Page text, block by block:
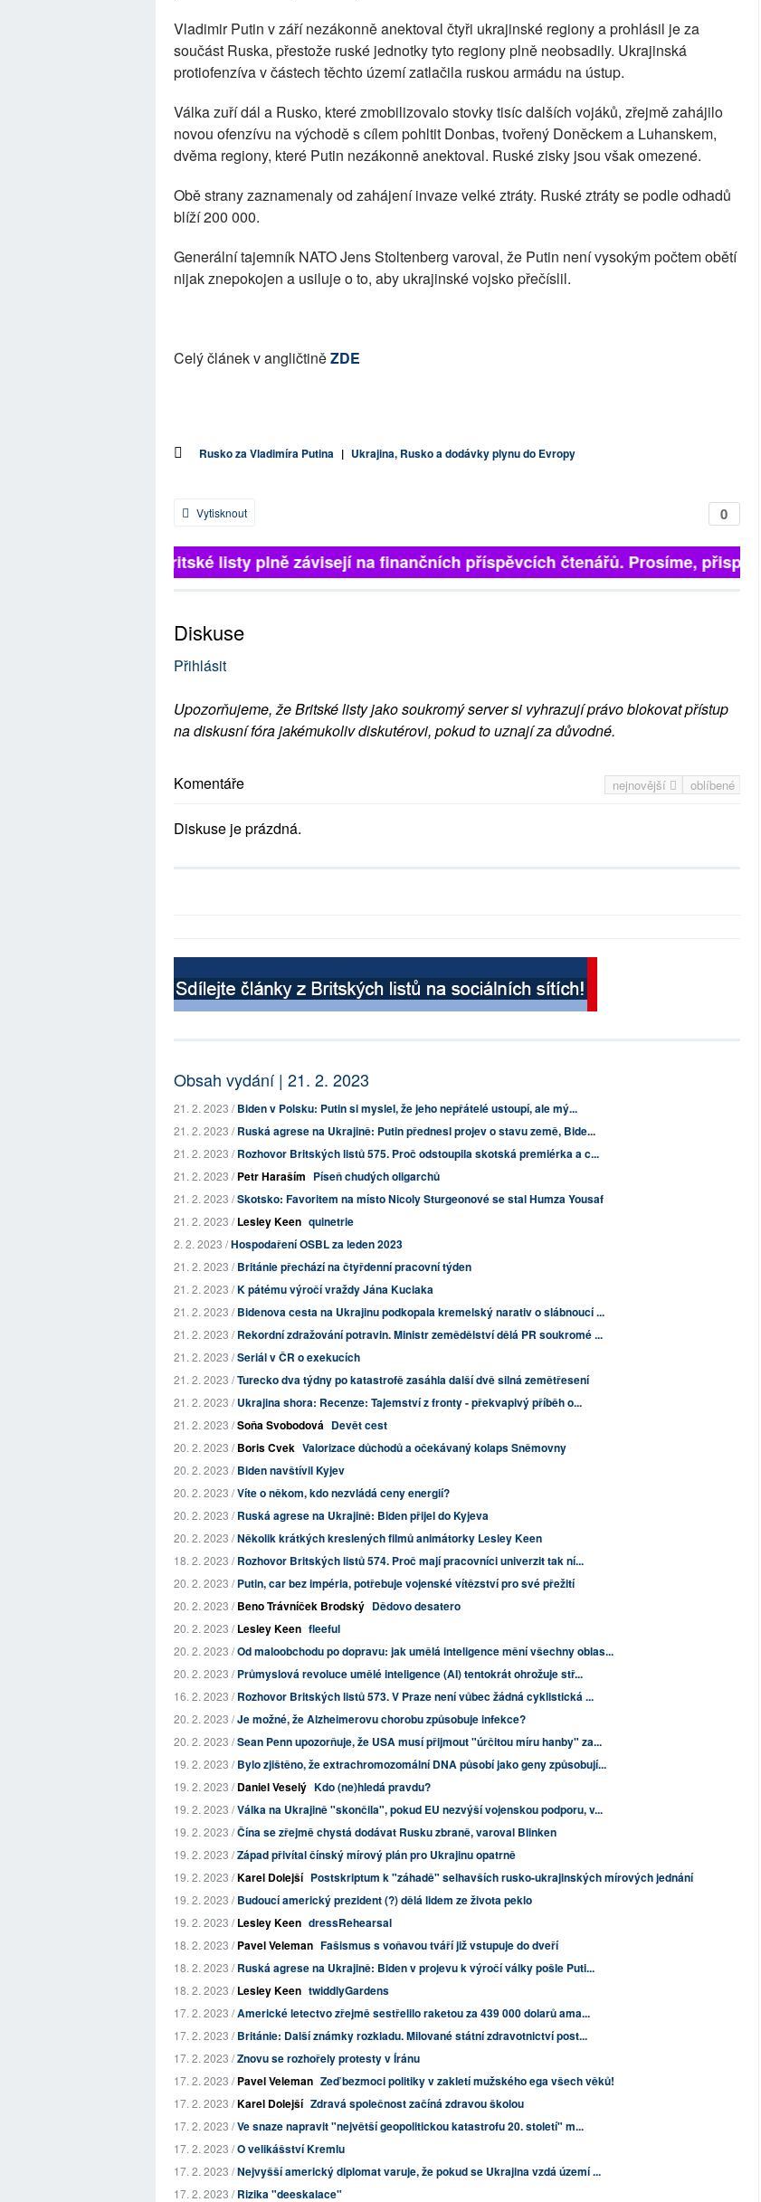
Vladimir Putin v září nezákonně anektoval čtyři ukrajinské regiony a prohlásil je za
součást Ruska, přestože ruské jednotky tyto regiony plně neobsadily. Ukrajinská
protiofenzíva v částech těchto území zatlačila ruskou armádu na ústup.
Válka zuří dál a Rusko, které zmobilizovalo stovky tisíc dalších vojáků, zřejmě zahájilo
novou ofenzívu na východě s cílem pohltit Donbas, tvořený Doněckem a Luhanskem,
dvěma regiony, které Putin nezákonně anektoval. Ruské zisky jsou však omezené.
Obě strany zaznamenaly od zahájení invaze velké ztráty. Ruské ztráty se podle odhadů
blíží 200 000.
Generální tajemník NATO Jens Stoltenberg varoval, že Putin není vysokým počtem obětí
nijak znepokojen a usiluje o to, aby ukrajinské vojsko přečíslil.
Celý článek v angličtiněZDE
Rusko za Vladimíra Putina | Ukrajina, Rusko a dodávky plynu do Evropy
0
Vytisknout
Britské listy plně závisejí na finančních příspěvcích čtenářů. Prosíme, přispějte. ➥
Diskuse
Přihlásit
Upozorňujeme, že Britské listy jako soukromý server si vyhrazují právo blokovat přístup
na diskusní fóra jakémukoliv diskutérovi, pokud to uznají za důvodné.
nejnovější oblíbené
Komentáře
Diskuse je prázdná.
Obsah vydání | 21. 2. 2023
21. 2. 2023 /Biden v Polsku: Putin si myslel, že jeho nepřátelé ustoupí, ale mý...
21. 2. 2023 /Ruská agrese na Ukrajině: Putin přednesl projev o stavu země, Bide...
21. 2. 2023 /Rozhovor Britských listů 575. Proč odstoupila skotská premiérka a c...
21. 2. 2023 /Petr Haraším Píseň chudých oligarchů
21. 2. 2023 /Skotsko: Favoritem na místo Nicoly Sturgeonové se stal Humza Yousaf
21. 2. 2023 /Lesley Keen quinetrie
2. 2. 2023 /Hospodaření OSBL za leden 2023
21. 2. 2023 /Británie přechází na čtyřdenní pracovní týden
21. 2. 2023 /K pátému výročí vraždy Jána Kuciaka
21. 2. 2023 /Bidenova cesta na Ukrajinu podkopala kremelský narativ o slábnoucí ...
21. 2. 2023 /Rekordní zdražování potravin. Ministr zemědělství dělá PR soukromé ...
21. 2. 2023 /Seriál v ČR o exekucích
21. 2. 2023 /Turecko dva týdny po katastrofě zasáhla další dvě silná zemětřesení
21. 2. 2023 /Ukrajina shora: Recenze: Tajemství z fronty - překvapivý příběh o...
21. 2. 2023 /Soňa Svobodová Devět cest
20. 2. 2023 /Boris Cvek Valorizace důchodů a očekávaný kolaps Sněmovny
20. 2. 2023 /Biden navštívil Kyjev
20. 2. 2023 /Víte o někom, kdo nezvládá ceny energií?
20. 2. 2023 /Ruská agrese na Ukrajině: Biden přijel do Kyjeva
20. 2. 2023 /Několik krátkých kreslených filmů animátorky Lesley Keen
18. 2. 2023 /Rozhovor Britských listů 574. Proč mají pracovníci univerzit tak ní...
20. 2. 2023 /Putin, car bez impéria, potřebuje vojenské vítězství pro své přežití
20. 2. 2023 /Beno Trávníček Brodský Dědovo desatero
20. 2. 2023 /Lesley Keen fleeful
20. 2. 2023 /Od maloobchodu po dopravu: jak umělá inteligence mění všechny oblas...
20. 2. 2023 /Průmyslová revoluce umělé inteligence (AI) tentokrát ohrožuje stř...
16. 2. 2023 /Rozhovor Britských listů 573. V Praze není vůbec žádná cyklistická ...
20. 2. 2023 /Je možné, že Alzheimerovu chorobu způsobuje infekce?
20. 2. 2023 /Sean Penn upozorňuje, že USA musí přijmout "úrčitou míru hanby" za...
19. 2. 2023 /Bylo zjištěno, že extrachromozomální DNA působí jako geny způsobují...
19. 2. 2023 /Daniel Veselý Kdo (ne)hledá pravdu?
19. 2. 2023 /Válka na Ukrajině "skončila", pokud EU nezvýší vojenskou podporu, v...
19. 2. 2023 /Čína se zřejmě chystá dodávat Rusku zbraně, varoval Blinken
19. 2. 2023 /Západ přivítal čínský mírový plán pro Ukrajinu opatrně
19. 2. 2023 /Karel Dolejší Postskriptum k "záhadě" selhavších rusko-ukrajinských mírových jednání
19. 2. 2023 /Budoucí americký prezident (?) dělá lidem ze života peklo
19. 2. 2023 /Lesley Keen dressRehearsal
18. 2. 2023 /Pavel Veleman Fašismus s voňavou tváří již vstupuje do dveří
18. 2. 2023 /Ruská agrese na Ukrajině: Biden v projevu k výročí války pošle Puti...
18. 2. 2023 /Lesley Keen twiddlyGardens
17. 2. 2023 /Americké letectvo zřejmě sestřelilo raketou za 439 000 dolarů ama...
17. 2. 2023 /Británie: Další známky rozkladu. Milované státní zdravotnictví post...
17. 2. 2023 /Znovu se rozhořely protesty v Íránu
17. 2. 2023 /Pavel Veleman Zeď bezmoci politiky v zakletí mužského ega všech věků!
17. 2. 2023 /Karel Dolejší Zdravá společnost začíná zdravou školou
17. 2. 2023 /Ve snaze napravit "největší geopolitickou katastrofu 20. století" m...
17. 2. 2023 /O velikášství Kremlu
17. 2. 2023 /Nejvyšší americký diplomat varuje, že pokud se Ukrajina vzdá území ...
17. 2. 2023 /Rizika "deeskalace"